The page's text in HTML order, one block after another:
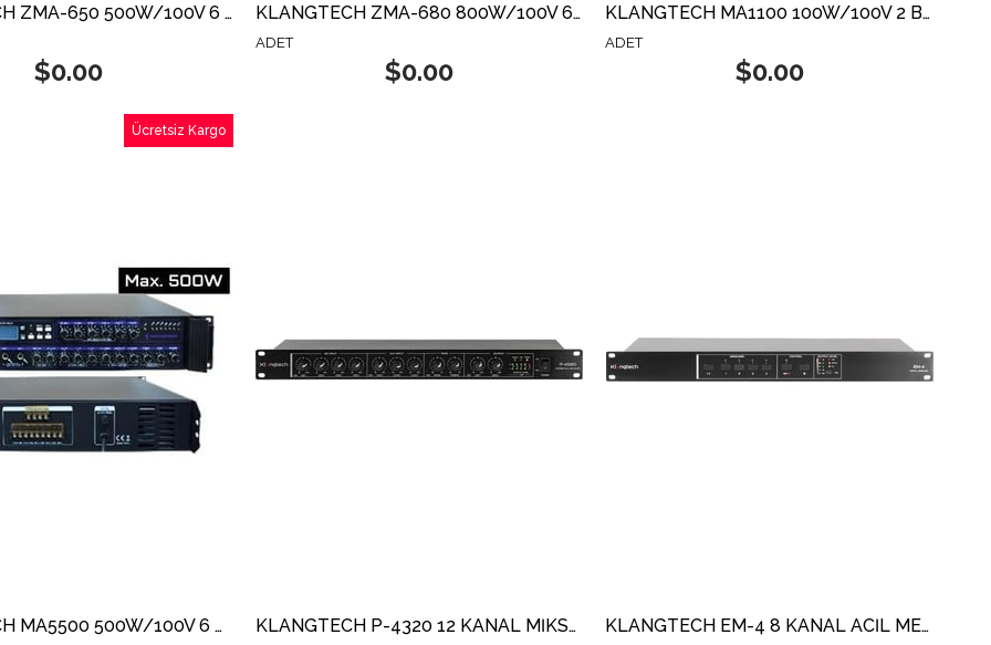
KLANGTECH ZMA-650 500W/100V 6 BÖLGE AMFİ
$0.00
KLANGTECH ZMA-680 800W/100V 6 BÖLGE AMFİ
ADET
$0.00
KLANGTECH MA1100 100W/100V 2 BÖLGE AMFİ
ADET
$0.00
KLANGTECH MA5500 500W/100V 6 BÖLGE AMFİ
Ücretsiz Kargo
KLANGTECH P-4320 12 KANAL MİKSER KLANGTECH EM-4 8 KANAL ACİL MESAJ KAYIT ÜNİTESİ